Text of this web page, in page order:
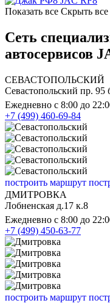
Показать все Скрыть все
Сеть
автосервисов
СЕВАСТОПОЛЬСКИЙ
Севастопольский пр. 95
Ежедневно с 8:00 до
+7 (499) 460-69-84
построить маршрут
ДМИТРОВКА
Лобненская д.17 к.8
Ежедневно с 8:00 до
+7 (499) 450-63-77
построить маршрут